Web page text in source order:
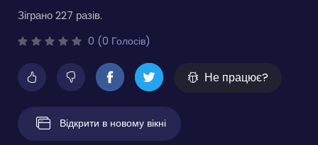
Зіграно 227 разів.
0 (0 Голосів)
Не працює?
Відкрити в новому вікні